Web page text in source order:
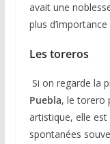
avait une
plus
Les toreros
Si on regarde la
Puebla, le torero
artistique, elle
spontanées